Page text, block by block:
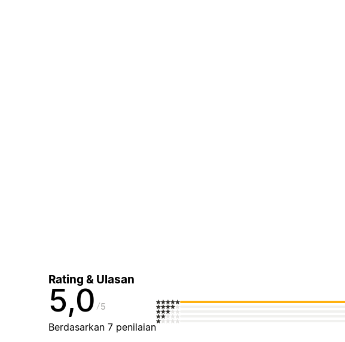
Rating & Ulasan
5,0 5
Berdasarkan 7 penilaian